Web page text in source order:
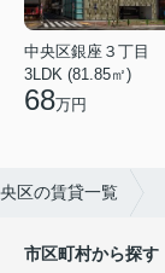
中央区銀座３丁目
3LDK (81.85㎡)
68万円
区の賃貸一覧
市区町村から探す